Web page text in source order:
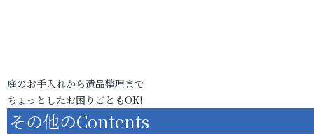
庭のお手入れから遺品整理まで
ちょっとしたお困りごともOK!
その他のContents